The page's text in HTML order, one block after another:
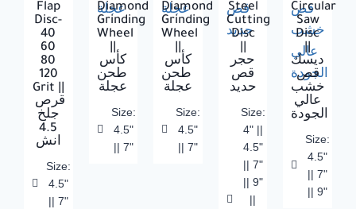
Flap
Disc-
40
60
80
120
Grit ||
جلخ
4.5
انش
Size:
4.5"
|| 7"
Diamond
Grinding
Wheel
كأس
طحن
عجلة
Size:
4.5"
|| 7"
Diamond
Grinding
Wheel
كأس
طحن
عجلة
Size:
4.5"
|| 7"
Steel
Cutting
Disc
حجر
قص
حديد
Size:
4" ||
4.5"
|| 7"
|| 9"
||
Circular
Saw
Disc
||
ديسك
قص
خشب
عالي
الجودة
Size:
4.5"
|| 7"
|| 9"